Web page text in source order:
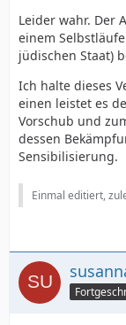
Leider wahr. Der
einem
jüdischen Staat)
Ich halte dieses
einen leistet es
Vorschub und
dessen
Sensibilisierung.
Einmal editiert,